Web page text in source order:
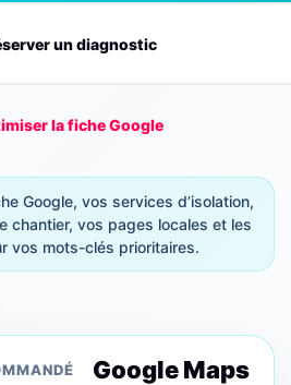
un diagnostic
la fiche Google
Google, vos services d’isolation,
chantier, vos pages locales et les
vos mots-clés prioritaires.
Google Maps